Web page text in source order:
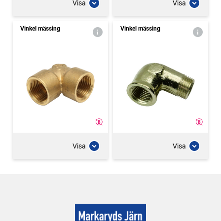
Visa Visa
Vinkel mässing
Visa
Vinkel mässing
Visa